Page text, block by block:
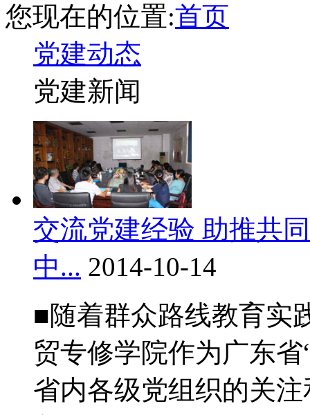
您现在的位置:首页
党建动态
党建新闻
交流党建经验 助推共
中... 2014-10-14
■随着群众路线教育实
贸专修学院作为广东
省内各级党组织的关